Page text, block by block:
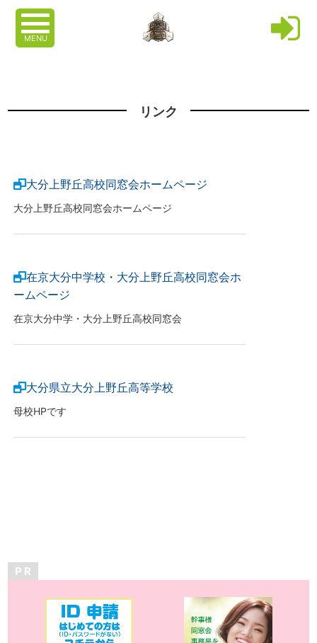
MENU
リンク
大分上野丘高校同窓会ホームページ
大分上野丘高校同窓会ホームページ
在京大分中学校・大分上野丘高校同窓会ホ
ームページ
在京大分中学・大分上野丘高校同窓会
大分県立大分上野丘高等学校
母校HPです
P R